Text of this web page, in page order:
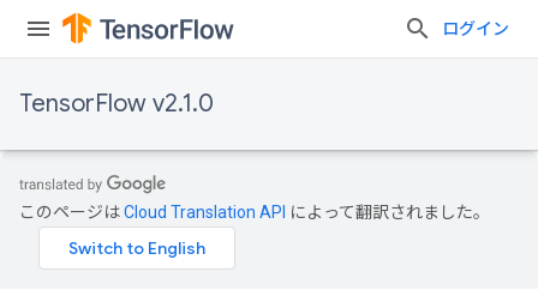
ログイン
TensorFlow v2.1.0
このページはCloud Translation API によって翻訳されました。